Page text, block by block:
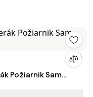
Požiarnik Sam